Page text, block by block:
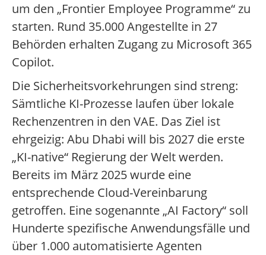
um den „Frontier Employee Programme“ zu
starten. Rund 35.000 Angestellte in 27
Behörden erhalten Zugang zu Microsoft 365
Copilot.
Die Sicherheitsvorkehrungen sind streng:
Sämtliche KI-Prozesse laufen über lokale
Rechenzentren in den VAE. Das Ziel ist
ehrgeizig: Abu Dhabi will bis 2027 die erste
„KI-native“ Regierung der Welt werden.
Bereits im März 2025 wurde eine
entsprechende Cloud-Vereinbarung
getroffen. Eine sogenannte „AI Factory“ soll
Hunderte spezifische Anwendungsfälle und
über 1.000 automatisierte Agenten